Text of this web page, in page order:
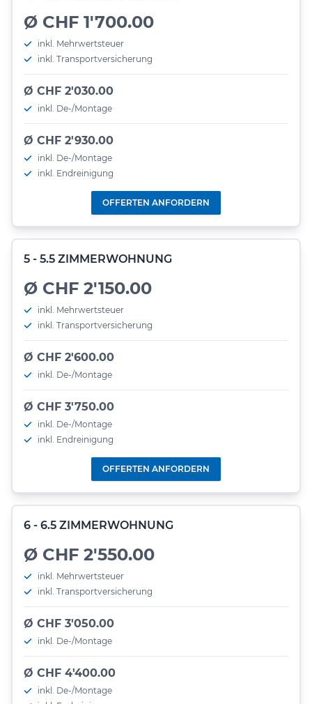
Ø CHF 1'700.00
inkl. Mehrwertsteuer
inkl. Transportversicherung
Ø CHF 2'030.00
inkl. De-/Montage
Ø CHF 2'930.00
inkl. De-/Montage
inkl. Endreinigung
OFFERTEN ANFORDERN
5 - 5.5 ZIMMERWOHNUNG
Ø CHF 2'150.00
inkl. Mehrwertsteuer
inkl. Transportversicherung
Ø CHF 2'600.00
inkl. De-/Montage
Ø CHF 3'750.00
inkl. De-/Montage
inkl. Endreinigung
OFFERTEN ANFORDERN
6 - 6.5 ZIMMERWOHNUNG
Ø CHF 2'550.00
inkl. Mehrwertsteuer
inkl. Transportversicherung
Ø CHF 3'050.00
inkl. De-/Montage
Ø CHF 4'400.00
inkl. De-/Montage